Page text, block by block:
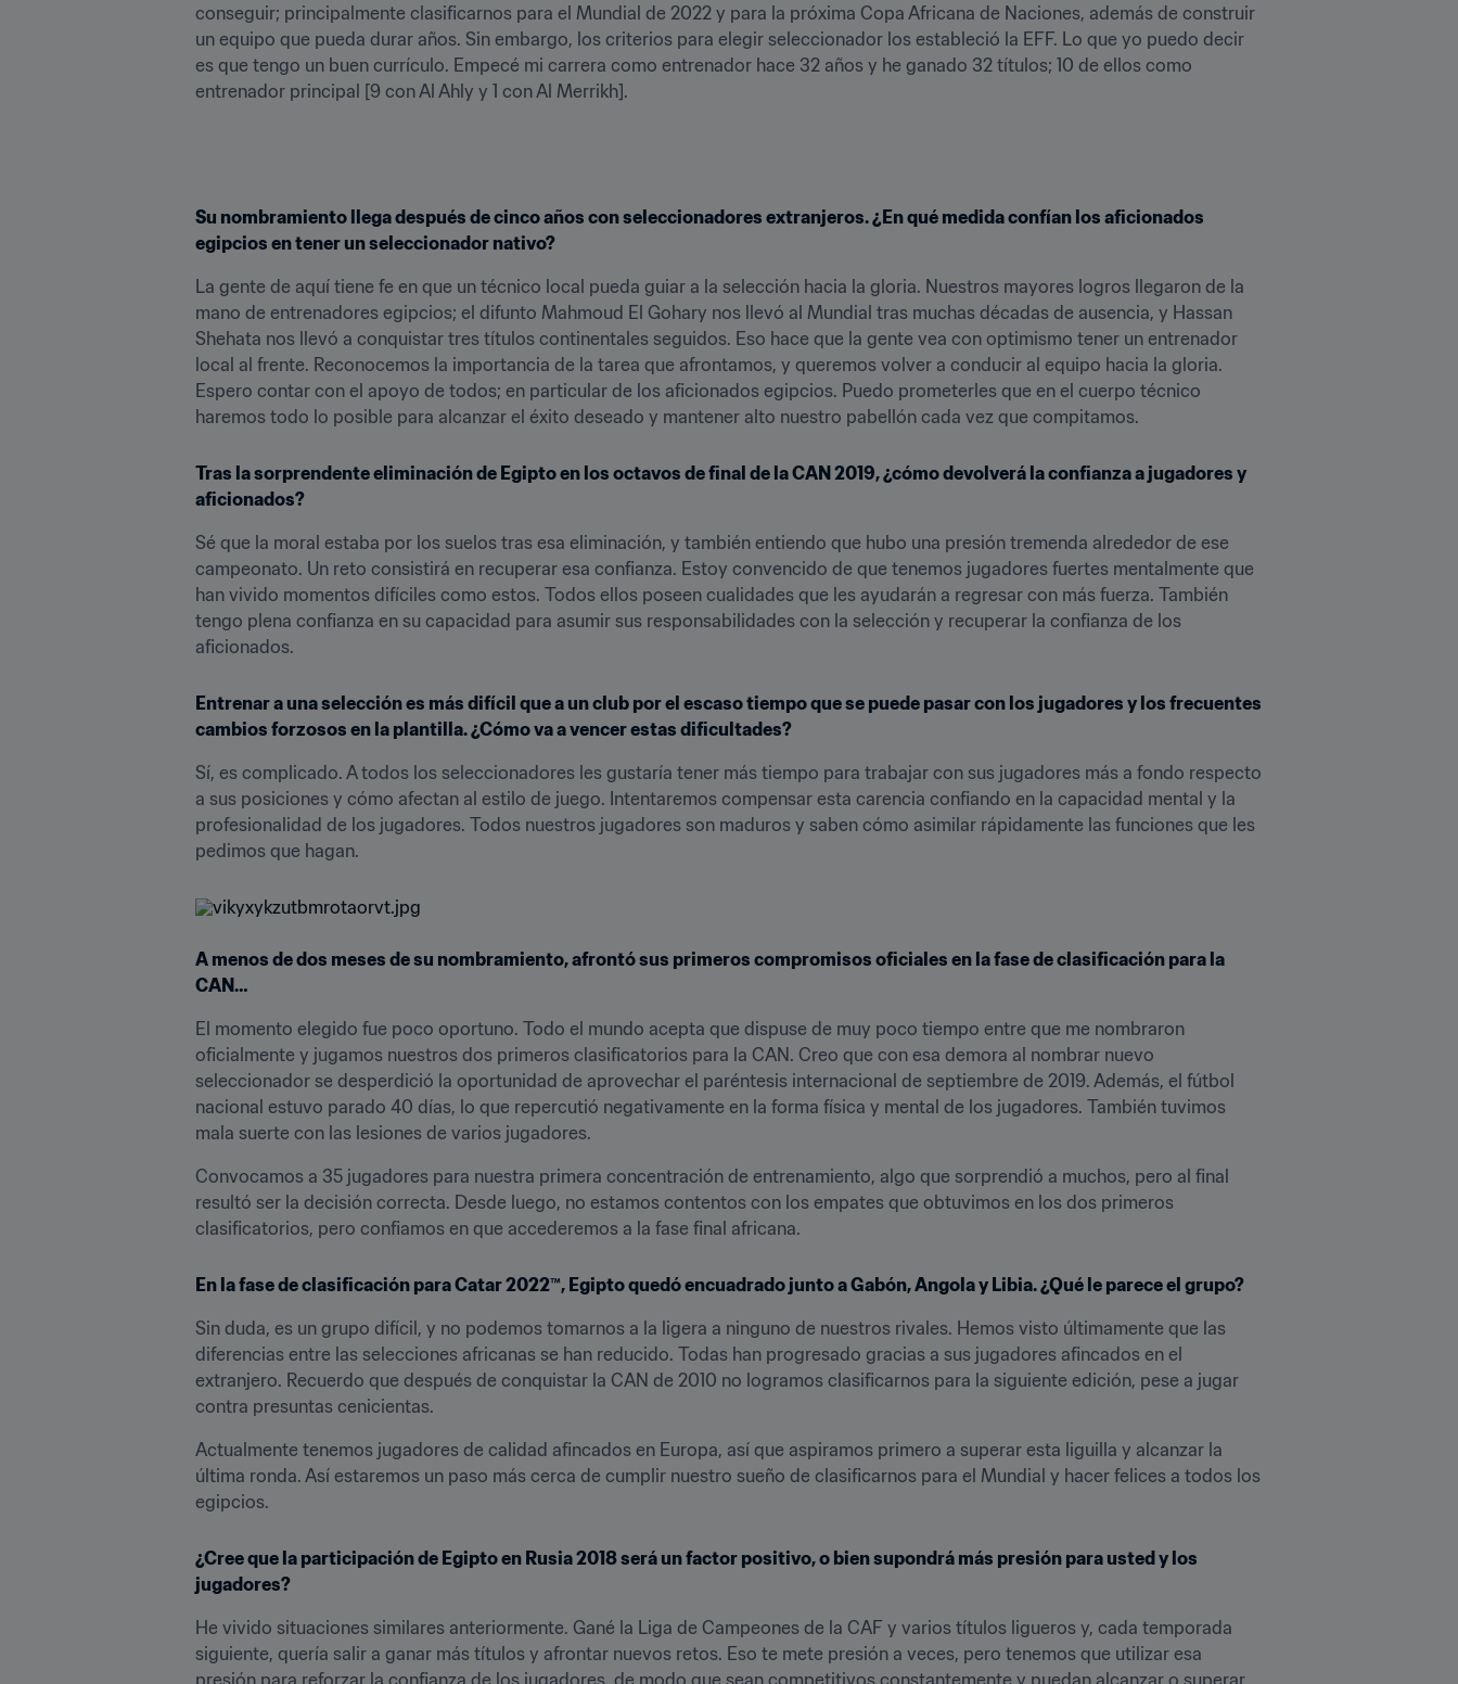
conseguir; principalmente clasificarnos para el Mundial de 2022 y para la próxima Copa Africana de Naciones, además de construir
un equipo que pueda durar años. Sin embargo, los criterios para elegir seleccionador los estableció la EFF. Lo que yo puedo decir
es que tengo un buen currículo. Empecé mi carrera como entrenador hace 32 años y he ganado 32 títulos; 10 de ellos como
entrenador principal [9 con Al Ahly y 1 con Al Merrikh].
Su nombramiento llega después de cinco años con seleccionadores extranjeros. ¿En qué medida confían los aficionados
egipcios en tener un seleccionador nativo?
La gente de aquí tiene fe en que un técnico local pueda guiar a la selección hacia la gloria. Nuestros mayores logros llegaron de la
mano de entrenadores egipcios; el difunto Mahmoud El Gohary nos llevó al Mundial tras muchas décadas de ausencia, y Hassan
Shehata nos llevó a conquistar tres títulos continentales seguidos. Eso hace que la gente vea con optimismo tener un entrenador
local al frente. Reconocemos la importancia de la tarea que afrontamos, y queremos volver a conducir al equipo hacia la gloria.
Espero contar con el apoyo de todos; en particular de los aficionados egipcios. Puedo prometerles que en el cuerpo técnico
haremos todo lo posible para alcanzar el éxito deseado y mantener alto nuestro pabellón cada vez que compitamos.
Tras la sorprendente eliminación de Egipto en los octavos de final de la CAN 2019, ¿cómo devolverá la confianza a jugadores y
aficionados?
Sé que la moral estaba por los suelos tras esa eliminación, y también entiendo que hubo una presión tremenda alrededor de ese
campeonato. Un reto consistirá en recuperar esa confianza. Estoy convencido de que tenemos jugadores fuertes mentalmente que
han vivido momentos difíciles como estos. Todos ellos poseen cualidades que les ayudarán a regresar con más fuerza. También
tengo plena confianza en su capacidad para asumir sus responsabilidades con la selección y recuperar la confianza de los
aficionados.
Entrenar a una selección es más difícil que a un club por el escaso tiempo que se puede pasar con los jugadores y los frecuentes
cambios forzosos en la plantilla. ¿Cómo va a vencer estas dificultades?
Sí, es complicado. A todos los seleccionadores les gustaría tener más tiempo para trabajar con sus jugadores más a fondo respecto
a sus posiciones y cómo afectan al estilo de juego. Intentaremos compensar esta carencia confiando en la capacidad mental y la
profesionalidad de los jugadores. Todos nuestros jugadores son maduros y saben cómo asimilar rápidamente las funciones que les
pedimos que hagan.
A menos de dos meses de su nombramiento, afrontó sus primeros compromisos oficiales en la fase de clasificación para la
CAN…
El momento elegido fue poco oportuno. Todo el mundo acepta que dispuse de muy poco tiempo entre que me nombraron
oficialmente y jugamos nuestros dos primeros clasificatorios para la CAN. Creo que con esa demora al nombrar nuevo
seleccionador se desperdició la oportunidad de aprovechar el paréntesis internacional de septiembre de 2019. Además, el fútbol
nacional estuvo parado 40 días, lo que repercutió negativamente en la forma física y mental de los jugadores. También tuvimos
mala suerte con las lesiones de varios jugadores.
Convocamos a 35 jugadores para nuestra primera concentración de entrenamiento, algo que sorprendió a muchos, pero al final
resultó ser la decisión correcta. Desde luego, no estamos contentos con los empates que obtuvimos en los dos primeros
clasificatorios, pero confiamos en que accederemos a la fase final africana.
En la fase de clasificación para Catar 2022™, Egipto quedó encuadrado junto a Gabón, Angola y Libia. ¿Qué le parece el grupo?
Sin duda, es un grupo difícil, y no podemos tomarnos a la ligera a ninguno de nuestros rivales. Hemos visto últimamente que las
diferencias entre las selecciones africanas se han reducido. Todas han progresado gracias a sus jugadores afincados en el
extranjero. Recuerdo que después de conquistar la CAN de 2010 no logramos clasificarnos para la siguiente edición, pese a jugar
contra presuntas cenicientas.
Actualmente tenemos jugadores de calidad afincados en Europa, así que aspiramos primero a superar esta liguilla y alcanzar la
última ronda. Así estaremos un paso más cerca de cumplir nuestro sueño de clasificarnos para el Mundial y hacer felices a todos los
egipcios.
¿Cree que la participación de Egipto en Rusia 2018 será un factor positivo, o bien supondrá más presión para usted y los
jugadores?
He vivido situaciones similares anteriormente. Gané la Liga de Campeones de la CAF y varios títulos ligueros y, cada temporada
siguiente, quería salir a ganar más títulos y afrontar nuevos retos. Eso te mete presión a veces, pero tenemos que utilizar esa
presión para reforzar la confianza de los jugadores, de modo que sean competitivos constantemente y puedan alcanzar o superar